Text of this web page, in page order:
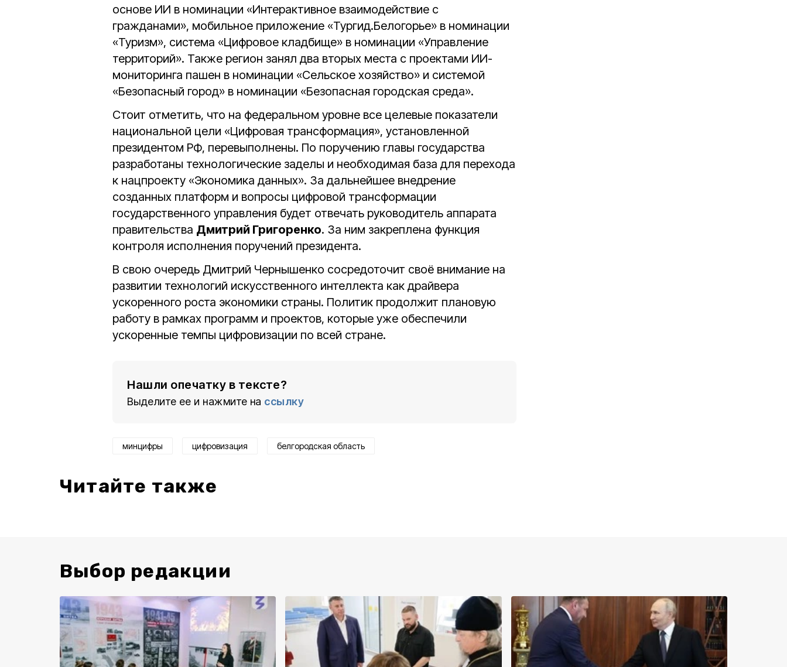
основе ИИ в номинации «Интерактивное взаимодействие с
гражданами», мобильное приложение «Тургид.Белогорье» в номинации
«Туризм», система «Цифровое кладбище» в номинации «Управление
территорий». Также регион занял два вторых места с проектами ИИ-
мониторинга пашен в номинации «Сельское хозяйство» и системой
«Безопасный город» в номинации «Безопасная городская среда».
Стоит отметить, что на федеральном уровне все целевые показатели
национальной цели «Цифровая трансформация», установленной
президентом РФ, перевыполнены. По поручению главы государства
разработаны технологические заделы и необходимая база для перехода
к нацпроекту «Экономика данных». За дальнейшее внедрение
созданных платформ и вопросы цифровой трансформации
государственного управления будет отвечать руководитель аппарата
правительства Дмитрий Григоренко. За ним закреплена функция
контроля исполнения поручений президента.
В свою очередь Дмитрий Чернышенко сосредоточит своё внимание на
развитии технологий искусственного интеллекта как драйвера
ускоренного роста экономики страны. Политик продолжит плановую
работу в рамках программ и проектов, которые уже обеспечили
ускоренные темпы цифровизации по всей стране.
Нашли опечатку в тексте?
Выделите ее и нажмите на ссылку
минцифры цифровизация белгородская область
Читайте также
Выбор редакции